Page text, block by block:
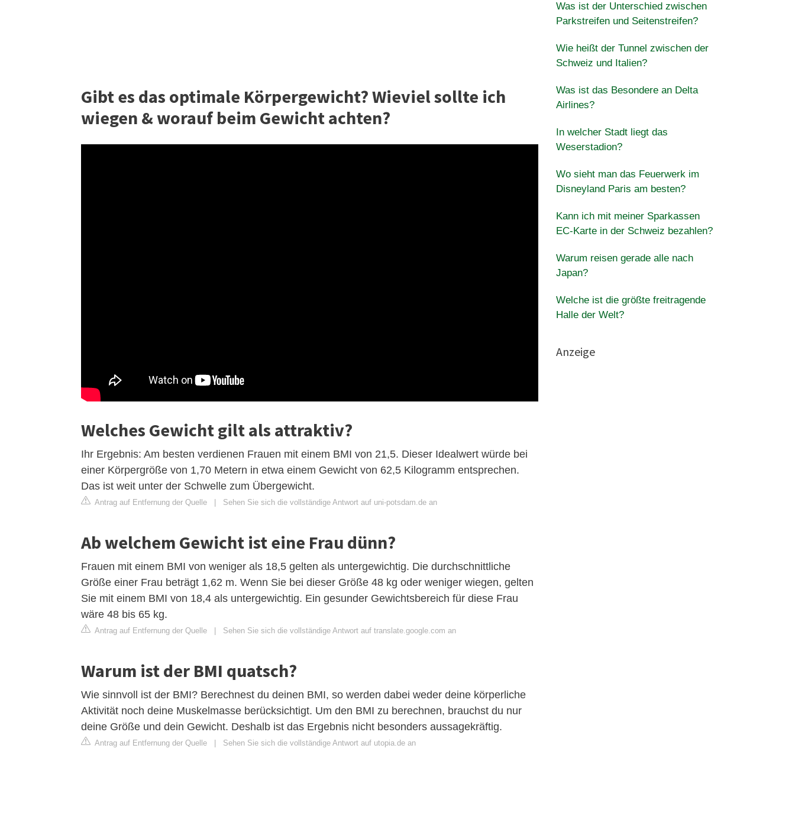
Gibt es das optimale Körpergewicht? Wieviel sollte ich
wiegen & worauf beim Gewicht achten?
Welches Gewicht gilt als attraktiv?
Ihr Ergebnis: Am besten verdienen Frauen mit einem BMI von 21,5. Dieser Idealwert würde bei
einer Körpergröße von 1,70 Metern in etwa einem Gewicht von 62,5 Kilogramm entsprechen.
Das ist weit unter der Schwelle zum Übergewicht.
Antrag auf Entfernung der Quelle | Sehen Sie sich die vollständige Antwort auf uni-potsdam.de an
Ab welchem ​​Gewicht ist eine Frau dünn?
Frauen mit einem BMI von weniger als 18,5 gelten als untergewichtig. Die durchschnittliche
Größe einer Frau beträgt 1,62 m. Wenn Sie bei dieser Größe 48 kg oder weniger wiegen, gelten
Sie mit einem BMI von 18,4 als untergewichtig. Ein gesunder Gewichtsbereich für diese Frau
wäre 48 bis 65 kg.
Antrag auf Entfernung der Quelle | Sehen Sie sich die vollständige Antwort auf translate.google.com an
Warum ist der BMI quatsch?
Wie sinnvoll ist der BMI? Berechnest du deinen BMI, so werden dabei weder deine körperliche
Aktivität noch deine Muskelmasse berücksichtigt. Um den BMI zu berechnen, brauchst du nur
deine Größe und dein Gewicht. Deshalb ist das Ergebnis nicht besonders aussagekräftig.
Antrag auf Entfernung der Quelle | Sehen Sie sich die vollständige Antwort auf utopia.de an
Was ist der Unterschied zwischen
Parkstreifen und Seitenstreifen?
Wie heißt der Tunnel zwischen der
Schweiz und Italien?
Was ist das Besondere an Delta
Airlines?
In welcher Stadt liegt das
Weserstadion?
Wo sieht man das Feuerwerk im
Disneyland Paris am besten?
Kann ich mit meiner Sparkassen
EC-Karte in der Schweiz bezahlen?
Warum reisen gerade alle nach
Japan?
Welche ist die größte freitragende
Halle der Welt?
Anzeige